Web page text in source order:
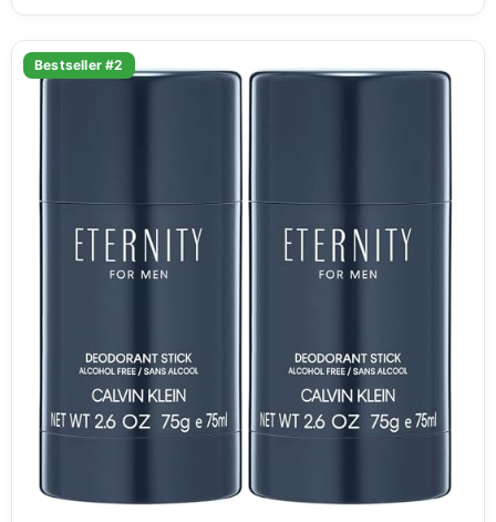
Bestseller #2